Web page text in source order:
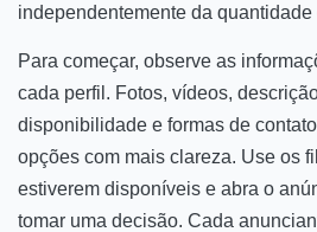
independentemente da
Para começar, observe as
cada perfil. Fotos, vídeos,
disponibilidade e formas de
opções com mais clareza. Use os
estiverem disponíveis e abra o
tomar uma decisão. Cada